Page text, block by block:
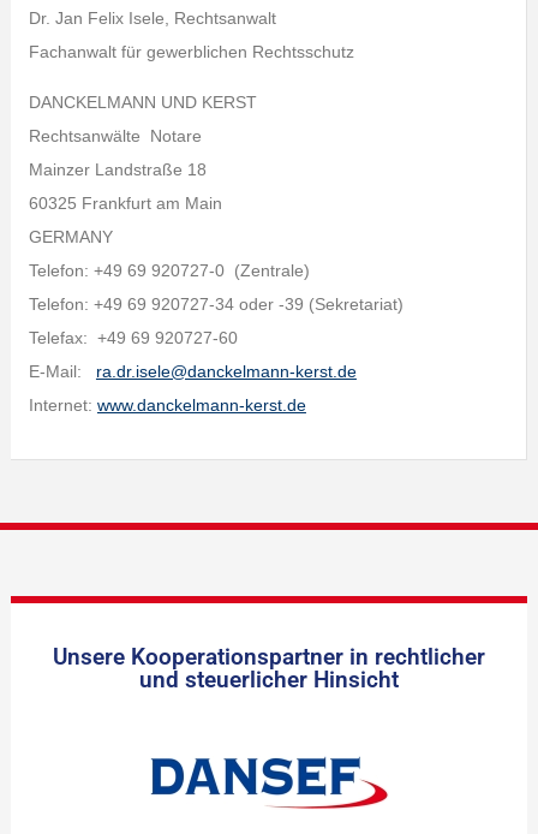
Dr. Jan Felix Isele, Rechtsanwalt
Fachanwalt für gewerblichen Rechtsschutz
DANCKELMANN UND KERST
Rechtsanwälte Notare
Mainzer Landstraße 18
60325 Frankfurt am Main
GERMANY
Telefon: +49 69 920727-0 (Zentrale)
Telefon: +49 69 920727-34 oder -39 (Sekretariat)
Telefax: +49 69 920727-60
E-Mail: ra.dr.isele@danckelmann-kerst.de
Internet: www.danckelmann-kerst.de
Unsere Kooperationspartner in rechtlicher
und steuerlicher Hinsicht